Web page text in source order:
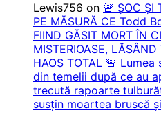
Lewis756 on 🚨 ȘOC ȘI
PE MĂSURĂ CE Todd
FIIND GĂSIT MORT ÎN
MISTERIOASE,
HAOS TOTAL 🚨
din temelii după ce au
trecută rapoarte
susțin moartea bruscă